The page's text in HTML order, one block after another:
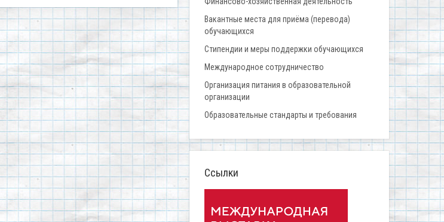
Вакантные места для приёма (перевода)
обучающихся
Стипендии и меры поддержки обучающихся
Международное сотрудничество
Организация питания в образовательной
организации
Образовательные стандарты и требования
Ссылки